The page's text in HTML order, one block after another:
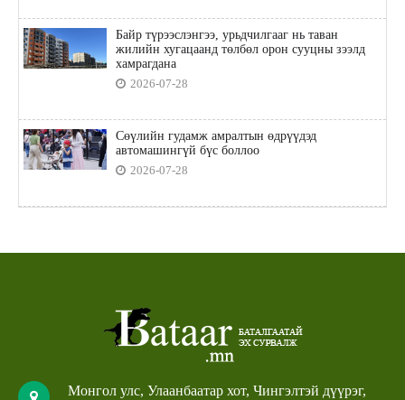
Байр түрээслэнгээ, урьдчилгааг нь таван
жилийн хугацаанд төлбөл орон сууцны зээлд
хамрагдана
2026-07-28
Сөүлийн гудамж амралтын өдрүүдэд
автомашингүй бүс боллоо
2026-07-28
Монгол улс, Улаанбаатар хот, Чингэлтэй дүүрэг,